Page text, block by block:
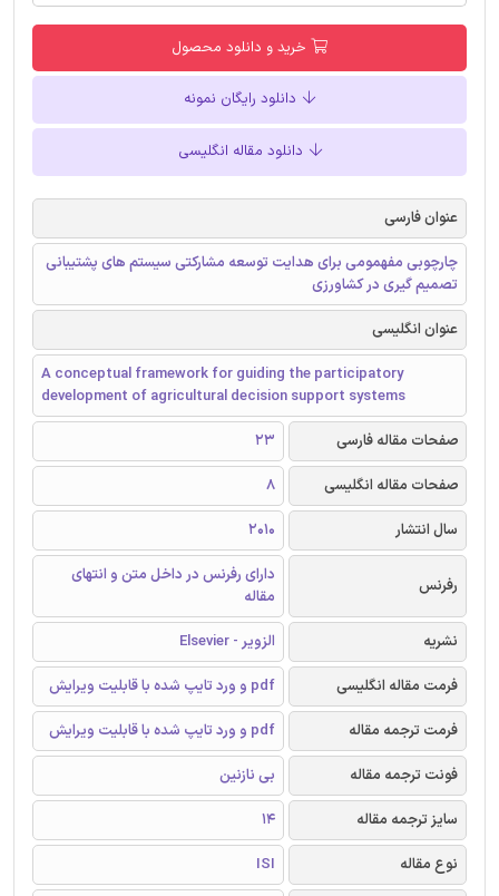
خرید و دانلود محصول
دانلود رایگان نمونه
دانلود مقاله انگلیسی
عنوان فارسی
چارچوبی مفهمومی برای هدایت توسعه مشارکتی سیستم های پشتیبانی
تصمیم گیری در کشاورزی
عنوان انگلیسی
A conceptual framework for guiding the participatory
development of agricultural decision support systems
صفحات مقاله فارسی
23
صفحات مقاله انگلیسی
8
سال انتشار
2010
رفرنس
دارای رفرنس در داخل متن و انتهای
مقاله
نشریه
الزویر - Elsevier
فرمت مقاله انگلیسی
pdf و ورد تایپ شده با قابلیت ویرایش
فرمت ترجمه مقاله
pdf و ورد تایپ شده با قابلیت ویرایش
فونت ترجمه مقاله
بی نازنین
سایز ترجمه مقاله
14
نوع مقاله
ISI